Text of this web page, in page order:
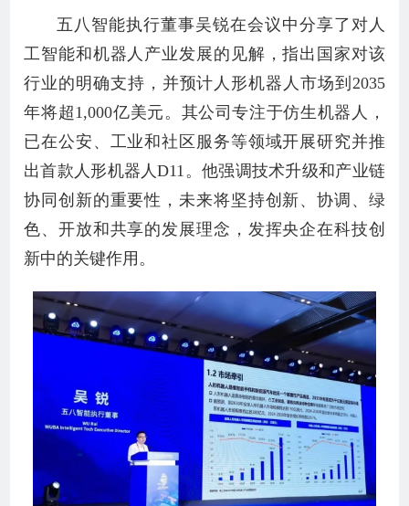
五八智能执行董事吴锐在会议中分享了对人
工智能和机器人产业发展的见解，指出国家对该
行业的明确支持，并预计人形机器人市场到2035
年将超1,000亿美元。其公司专注于仿生机器人，
已在公安、工业和社区服务等领域开展研究并推
出首款人形机器人D11。他强调技术升级和产业链
协同创新的重要性，未来将坚持创新、协调、绿
色、开放和共享的发展理念，发挥央企在科技创
新中的关键作用。